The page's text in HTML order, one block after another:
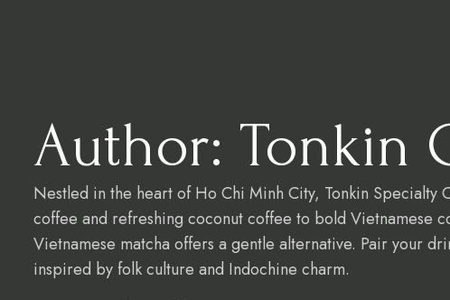
Author: Tonkin
Nestled in the heart of Ho Chi Minh City, Tonkin
coffee and refreshing coconut coffee to bold Vietnamese
Vietnamese matcha offers a gentle alternative. Pair your
inspired by folk culture and Indochine charm.